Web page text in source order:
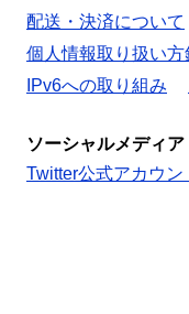
配送・決済について
個人情報取り扱い方
IPv6への取り組み
ソーシャルメディア
Twitter公式アカウン